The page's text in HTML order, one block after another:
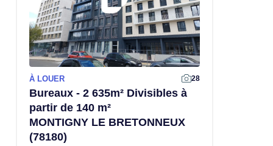
À LOUER 28
Bureaux - 2 635m² Divisibles à
partir de 140 m²
MONTIGNY LE BRETONNEUX
(78180)